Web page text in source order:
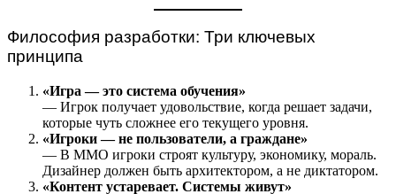
Философия разработки: Три ключевых
принципа
«Игра — это система обучения»
— Игрок получает удовольствие, когда решает задачи,
которые чуть сложнее его текущего уровня.
«Игроки — не пользователи, а граждане»
— В MMO игроки строят культуру, экономику, мораль.
Дизайнер должен быть архитектором, а не диктатором.
«Контент устаревает. Системы живут»